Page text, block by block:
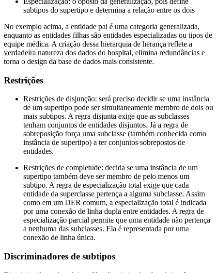
subtipos do supertipo e determina a relação entre os dois
No exemplo acima, a entidade pai é uma categoria generalizada,
enquanto as entidades filhas são entidades especializadas ou tipos de
equipe médica. A criação dessa hierarquia de herança reflete a
verdadeira natureza dos dados do hospital, elimina redundâncias e
torna o design da base de dados mais consistente.
Restrições
Restrições de disjunção: será preciso decidir se uma instância
de um supertipo pode ser simultaneamente membro de dois ou
mais subtipos. A regra disjunta exige que as subclasses
tenham conjuntos de entidades disjuntos. Já a regra de
sobreposição força uma subclasse (também conhecida como
instância de supertipo) a ter conjuntos sobrepostos de
entidades.
Restrições de completude: decida se uma instância de um
supertipo também deve ser membro de pelo menos um
subtipo. A regra de especialização total exige que cada
entidade da superclasse pertença a alguma subclasse. Assim
como em um DER comum, a especialização total é indicada
por uma conexão de linha dupla entre entidades. A regra de
especialização parcial permite que uma entidade não pertença
a nenhuma das subclasses. Ela é representada por uma
conexão de linha única.
Discriminadores de subtipos